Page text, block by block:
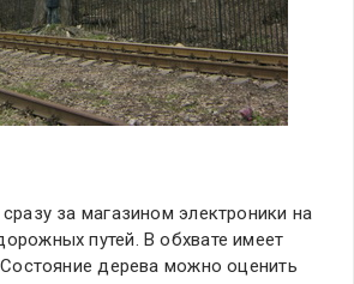
за магазином электроники на
путей. В обхвате имеет
дерева можно оценить